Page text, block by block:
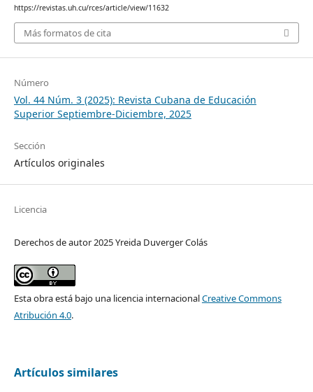
https://revistas.uh.cu/rces/article/view/11632
Más formatos de cita
Número
Vol. 44 Núm. 3 (2025): Revista Cubana de Educación
Superior Septiembre-Diciembre, 2025
Sección
Artículos originales
Licencia
Derechos de autor 2025 Yreida Duverger Colás
Esta obra está bajo una licencia internacionalCreative Commons
Atribución 4.0.
Artículos similares